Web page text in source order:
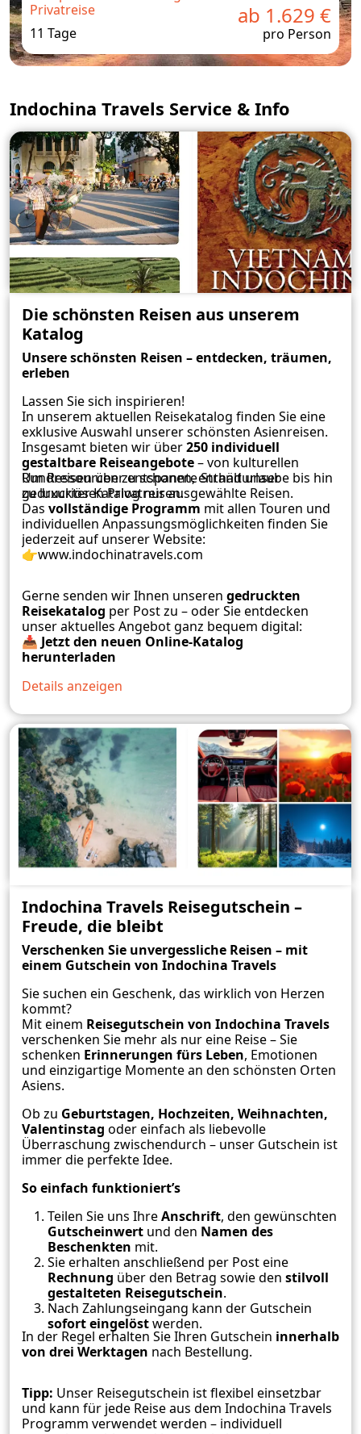
Privatreise
11 Tage
ab 1.629 €
pro Person
Indochina Travels Service & Info
Die schönsten Reisen aus unserem
Katalog
Unsere schönsten Reisen – entdecken, träumen,
erleben
Lassen Sie sich inspirieren!
In unserem aktuellen Reisekatalog finden Sie eine
exklusive Auswahl unserer schönsten Asienreisen.
Insgesamt bieten wir über250 individuell
gestaltbare Reiseangebote– von kulturellen
Rundreisen über entspannte Strandurlaube bis hin
zu luxuriösen Privatreisen.
Um Ressourcen zu schonen, enthält unser
gedruckter Katalog nur ausgewählte Reisen.
Das vollständige Programm mit allen Touren und
individuellen Anpassungsmöglichkeiten finden Sie
jederzeit auf unserer Website:
👉www.indochinatravels.com
Gerne senden wir Ihnen unseren gedruckten
Reisekatalog per Post zu – oder Sie entdecken
unser aktuelles Angebot ganz bequem digital:
📥 Jetzt den neuen Online-Katalog
herunterladen
Details anzeigen
Indochina Travels Reisegutschein –
Freude, die bleibt
Verschenken Sie unvergessliche Reisen – mit
einem Gutschein von Indochina Travels
Sie suchen ein Geschenk, das wirklich von Herzen
kommt?
Mit einem Reisegutschein von Indochina Travels
verschenken Sie mehr als nur eine Reise – Sie
schenken Erinnerungen fürs Leben, Emotionen
und einzigartige Momente an den schönsten Orten
Asiens.
Ob zu Geburtstagen, Hochzeiten, Weihnachten,
Valentinstag oder einfach als liebevolle
Überraschung zwischendurch – unser Gutschein ist
immer die perfekte Idee.
So einfach funktioniert’s
Teilen Sie uns IhreAnschrift , den gewünschten
Gutscheinwert und den Namen des
Beschenkten mit.
Sie erhalten anschließend per Post eine
Rechnung über den Betrag sowie den stilvoll
gestalteten Reisegutschein.
Nach Zahlungseingang kann der Gutschein
sofort eingelöstwerden.
In der Regel erhalten Sie Ihren Gutschein innerhalb
von drei Werktagen nach Bestellung.
Tipp: Unser Reisegutschein ist flexibel einsetzbar
und kann für jede Reise aus dem Indochina Travels
Programm verwendet werden – individuell